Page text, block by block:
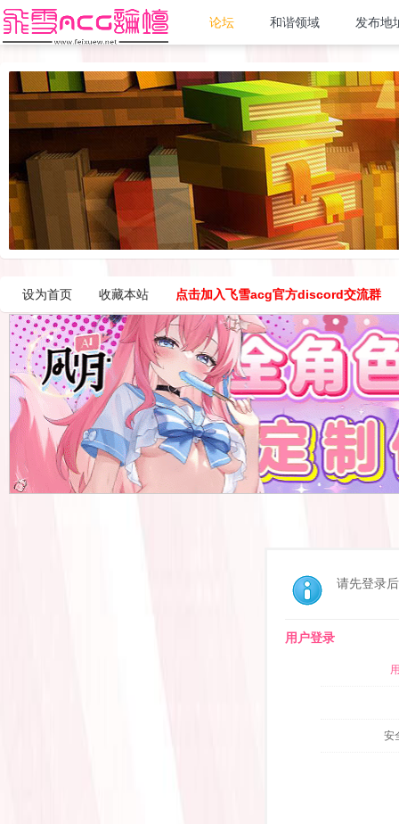
论坛 和谐领域 发布地
设为首页 收藏本站 点击加入飞雪acg官方discord交流群
请先登录
用户登录
安